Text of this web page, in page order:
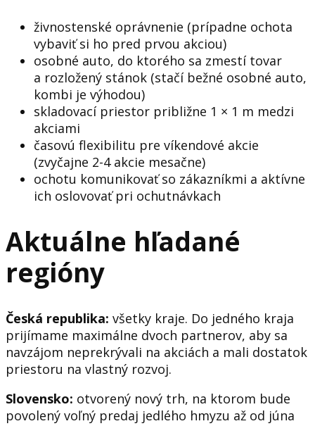
živnostenské oprávnenie (prípadne ochota
vybaviť si ho pred prvou akciou)
osobné auto, do ktorého sa zmestí tovar
a rozložený stánok (stačí bežné osobné auto,
kombi je výhodou)
skladovací priestor približne 1 × 1 m medzi
akciami
časovú flexibilitu pre víkendové akcie
(zvyčajne 2-4 akcie mesačne)
ochotu komunikovať so zákazníkmi a aktívne
ich oslovovať pri ochutnávkach
Aktuálne hľadané
regióny
Česká republika: všetky kraje. Do jedného kraja
prijímame maximálne dvoch partnerov, aby sa
navzájom neprekrývali na akciách a mali dostatok
priestoru na vlastný rozvoj.
Slovensko: otvorený nový trh, na ktorom bude
povolený voľný predaj jedlého hmyzu až od júna